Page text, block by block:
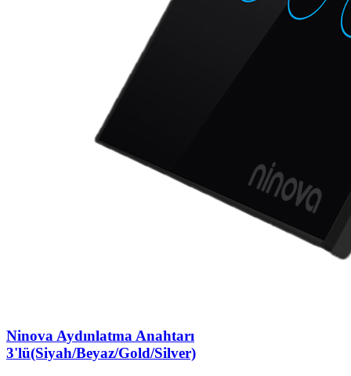
Ninova Aydınlatma Anahtarı
3'lü(Siyah/Beyaz/Gold/Silver)